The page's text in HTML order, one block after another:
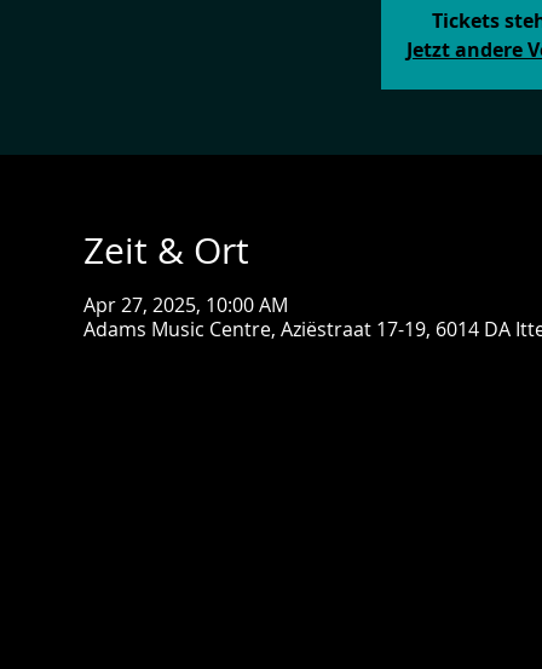
Tickets
Jetzt andere
Zeit & Ort
Apr 27, 2025, 10:00 AM
Adams Music Centre, Aziëstraat 17-19, 6014 DA